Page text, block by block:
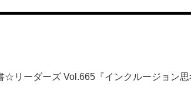
☆リーダーズ Vol.665『インクルージョン